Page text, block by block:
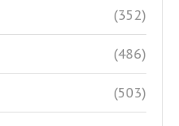
(352)
(486)
(503)